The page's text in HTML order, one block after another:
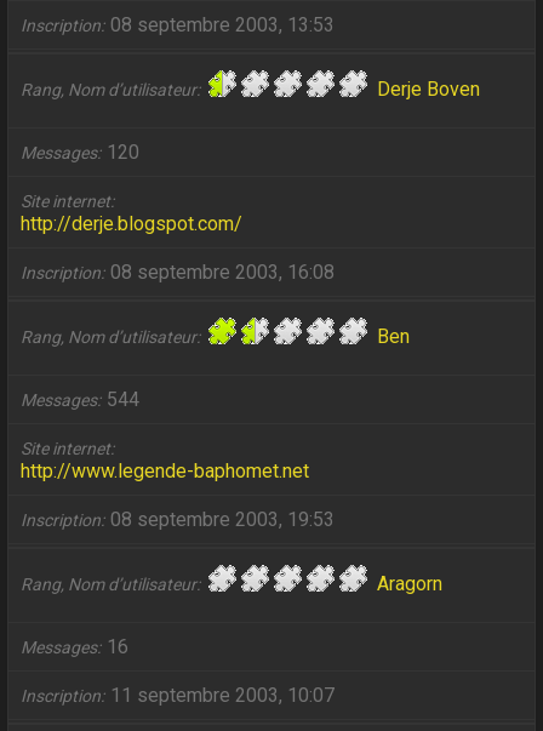
Inscription 08 septembre 2003, 13:53
Rang, Nom d’utilisateur Derje Boven
Messages 120
Site internet
http://derje.blogspot.com/
Inscription 08 septembre 2003, 16:08
Rang, Nom d’utilisateur Ben
Messages 544
Site internet
http://www.legende-baphomet.net
Inscription 08 septembre 2003, 19:53
Rang, Nom d’utilisateur Aragorn
Messages 16
Inscription 11 septembre 2003, 10:07